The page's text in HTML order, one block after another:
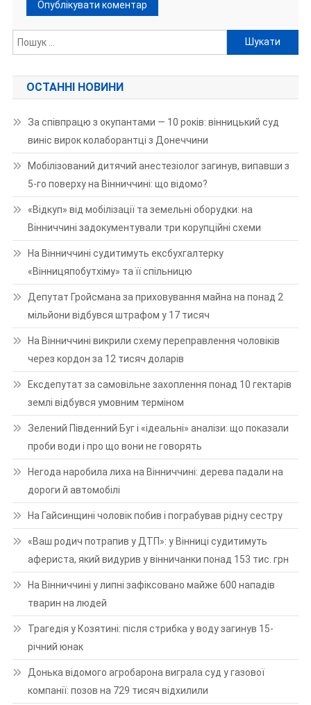
Пошук:
ОСТАННІ НОВИНИ
За співпрацю з окупантами — 10 років: вінницький суд
виніс вирок колаборантці з Донеччини
Мобілізований дитячий анестезіолог загинув, випавши з
5-го поверху на Вінниччині: що відомо?
«Відкуп» від мобілізації та земельні оборудки: на
Вінниччині задокументували три корупційні схеми
На Вінниччині судитимуть ексбухгалтерку
«Вінницяпобутхіму» та її спільницю
Депутат Гройсмана за приховування майна на понад 2
мільйони відбувся штрафом у 17 тисяч
На Вінниччині викрили схему переправлення чоловіків
через кордон за 12 тисяч доларів
Ексдепутат за самовільне захоплення понад 10 гектарів
землі відбувся умовним терміном
Зелений Південний Буг і «ідеальні» аналізи: що показали
проби води і про що вони не говорять
Негода наробила лиха на Вінниччині: дерева падали на
дороги й автомобілі
На Гайсинщині чоловік побив і пограбував рідну сестру
«Ваш родич потрапив у ДТП»: у Вінниці судитимуть
афериста, який видурив у вінничанки понад 153 тис. грн
На Вінниччині у липні зафіксовано майже 600 нападів
тварин на людей
Трагедія у Козятині: після стрибка у воду загинув 15-
річний юнак
Донька відомого агробарона виграла суд у газової
компанії: позов на 729 тисяч відхилили